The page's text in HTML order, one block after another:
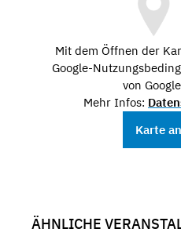
Mit dem Öffnen der
Google-
von
Mehr Infos:
Karte
ÄHNLICHE